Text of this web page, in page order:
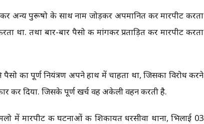
अन्य पुरूषो के साथ नाम जोड़कर अपमानित कर मारपीट करता
था. तथा बार-बार पैसो की मांगकर प्रताड़ित कर मारपीट करता
का पूर्ण नियंत्रण अपने हाथ में चाहता था, जिसका विरोध करने
कर दिया. जिसके पूर्ण खर्च वह अकेली वहन करती है.
मारपीट की घटनाओं की शिकायत धरसीवा थाना, भिलाई 03